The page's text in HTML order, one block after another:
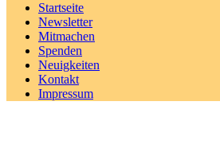
Startseite
Newsletter
Mitmachen
Spenden
Neuigkeiten
Kontakt
Impressum